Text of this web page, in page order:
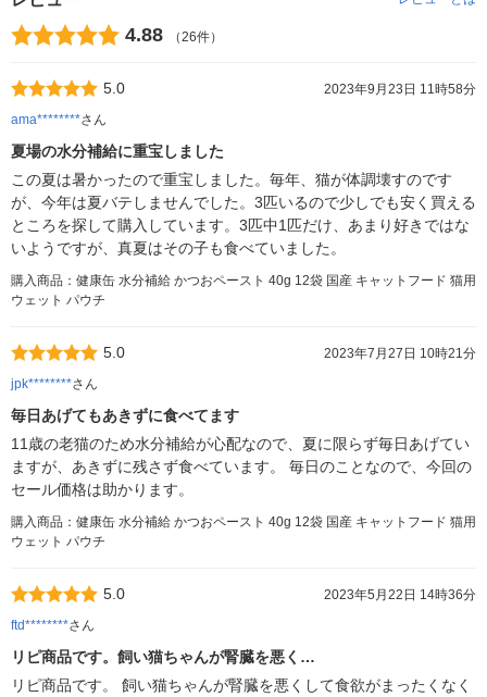
4.88 （26件）
5.0
2023年9月23日 11時58分
ama********さん
夏場の水分補給に重宝しました
この夏は暑かったので重宝しました。毎年、猫が体調壊すのです
が、今年は夏バテしませんでした。3匹いるので少しでも安く買える
ところを探して購入しています。3匹中1匹だけ、あまり好きではな
いようですが、真夏はその子も食べていました。
購入商品：健康缶 水分補給 かつおペースト 40g 12袋 国産 キャットフード 猫用
ウェット パウチ
5.0
2023年7月27日 10時21分
jpk********さん
毎日あげてもあきずに食べてます
11歳の老猫のため水分補給が心配なので、夏に限らず毎日あげてい
ますが、あきずに残さず食べています。 毎日のことなので、今回の
セール価格は助かります。
購入商品：健康缶 水分補給 かつおペースト 40g 12袋 国産 キャットフード 猫用
ウェット パウチ
5.0
2023年5月22日 14時36分
ftd********さん
リピ商品です。飼い猫ちゃんが腎臓を悪く…
リピ商品です。 飼い猫ちゃんが腎臓を悪くして食欲がまったくなく